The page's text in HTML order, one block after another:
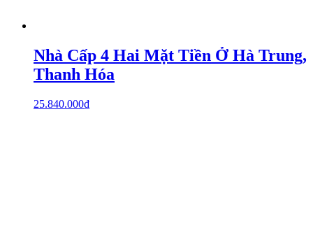
Nhà Cấp 4 Hai Mặt Tiền Ở Hà Trung,
Thanh Hóa
25.840.000₫